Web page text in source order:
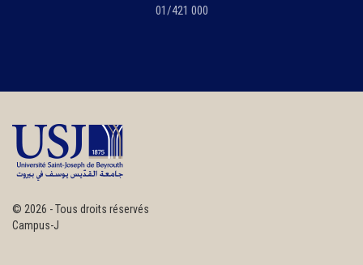
01/421 000
© 2026 - Tous droits réservés
Campus-J